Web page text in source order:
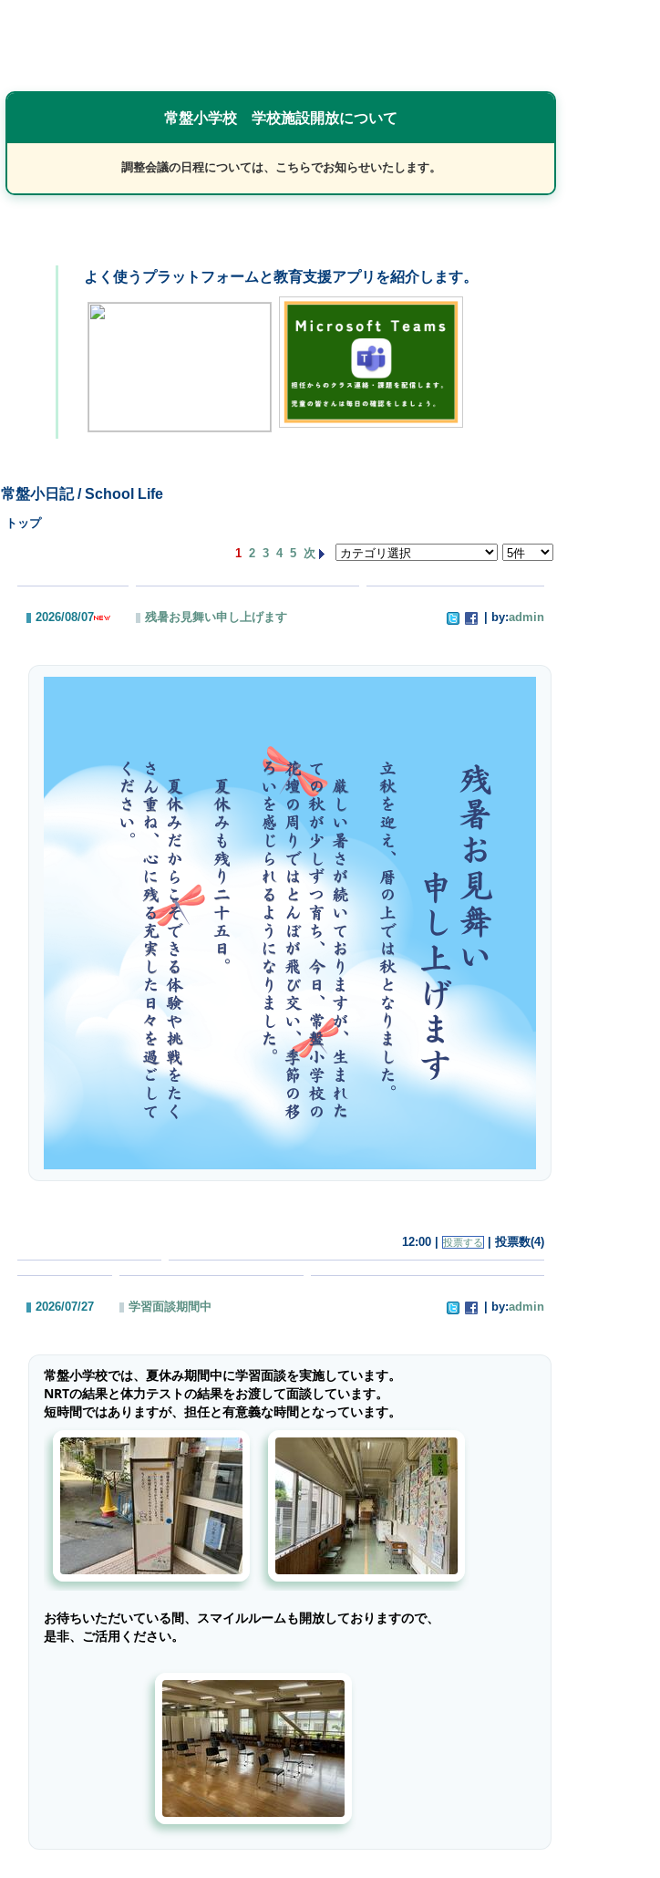
常盤小学校 学校施設開放について
調整会議の日程については、こちらでお知らせいたします。
よく使うプラットフォームと教育支援アプリを紹介します。
常盤小日記 / School Life
トップ
1 2 3 4 5 次
2026/08/07 残暑お見舞い申し上げます | by:admin
12:00 | 投票する | 投票数(4)
2026/07/27 学習面談期間中 | by:admin
常盤小学校では、夏休み期間中に学習面談を実施しています。
NRTの結果と体力テストの結果をお渡して面談しています。
短時間ではありますが、担任と有意義な時間となっています。
お待ちいただいている間、スマイルルームも開放しておりますので、
是非、ご活用ください。